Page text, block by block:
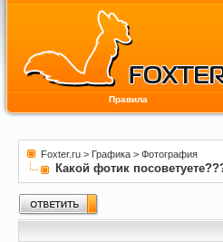
Правила
Foxter.ru > Графика > Фотография
Какой фотик